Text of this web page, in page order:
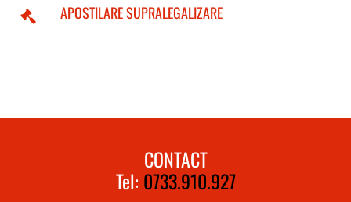
APOSTILARE SUPRALEGALIZARE
CONTACT
Tel: 0733.910.927